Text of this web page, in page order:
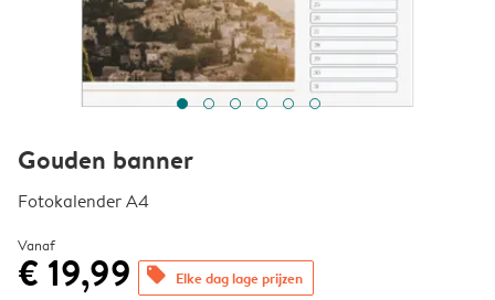
Gouden banner
Fotokalender A4
Vanaf
€ 19,99 offers Elke dag lage prijzen